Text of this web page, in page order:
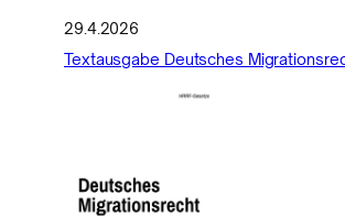
29.4.2026
Textausgabe Deutsches